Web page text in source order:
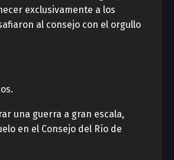
exclusivamente a los
al consejo con el orgullo
una guerra a gran escala,
en el Consejo del Río de